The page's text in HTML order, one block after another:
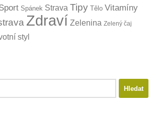
Spánek Strava Tipy Tělo Vitamíny
Zdraví Zelenina Zelený čaj
styl